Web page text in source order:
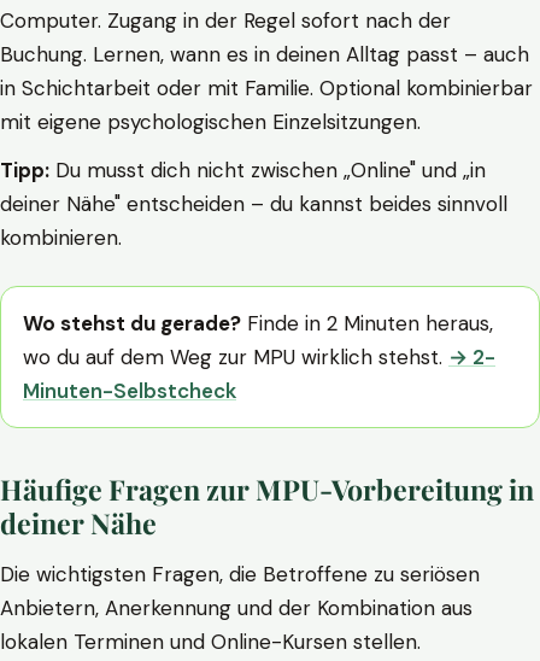
Computer. Zugang in der Regel sofort nach der
Buchung. Lernen, wann es in deinen Alltag passt – auch
in Schichtarbeit oder mit Familie. Optional kombinierbar
mit eigene psychologischen Einzelsitzungen.
Tipp: Du musst dich nicht zwischen „Online" und „in
deiner Nähe" entscheiden – du kannst beides sinnvoll
kombinieren.
Wo stehst du gerade? Finde in 2 Minuten heraus,
wo du auf dem Weg zur MPU wirklich stehst. → 2-
Minuten-Selbstcheck
Häufige Fragen zur MPU-Vorbereitung in
deiner Nähe
Die wichtigsten Fragen, die Betroffene zu seriösen
Anbietern, Anerkennung und der Kombination aus
lokalen Terminen und Online-Kursen stellen.